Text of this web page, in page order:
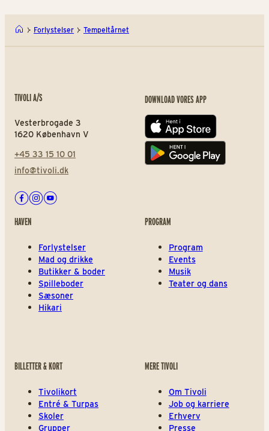
Forlystelser Tempeltårnet
TIVOLI A/S
Vesterbrogade 3
1620 København V
+45 33 15 10 01
info@tivoli.dk
Facebook
Instagram
Youtube
DOWNLOAD VORES APP
App store
Play store
HAVEN
Forlystelser
Mad og drikke
Butikker & boder
Spilleboder
Sæsoner
Hikari
PROGRAM
Program
Events
Musik
Teater og dans
BILLETTER & KORT
Tivolikort
Entré & Turpas
Skoler
Grupper
MERE TIVOLI
Om Tivoli
Job og karriere
Erhverv
Presse